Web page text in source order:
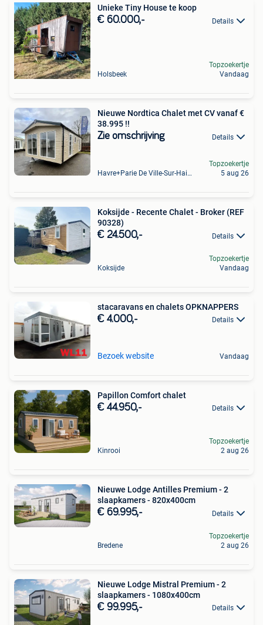
Unieke Tiny House te koop
€ 60.000,- Details
Holsbeek
Topzoekertje
Vandaag
Nieuwe Nordtica Chalet met CV vanaf €
38.995 !!
Zie omschrijving Details
Havre+Parie De Ville-Sur-Haine
Topzoekertje
5 aug 26
Koksijde - Recente Chalet - Broker (REF
90328)
€ 24.500,- Details
Koksijde
Topzoekertje
Vandaag
stacaravans en chalets OPKNAPPERS
€ 4.000,- Details
Bezoek website Vandaag
Papillon Comfort chalet
€ 44.950,- Details
Kinrooi
Topzoekertje
2 aug 26
Nieuwe Lodge Antilles Premium - 2
slaapkamers - 820x400cm
€ 69.995,- Details
Bredene
Topzoekertje
2 aug 26
Nieuwe Lodge Mistral Premium - 2
slaapkamers - 1080x400cm
€ 99.995,- Details